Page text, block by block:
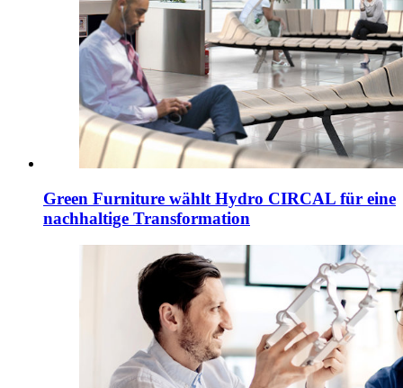
Green Furniture wählt Hydro CIRCAL für eine
nachhaltige Transformation